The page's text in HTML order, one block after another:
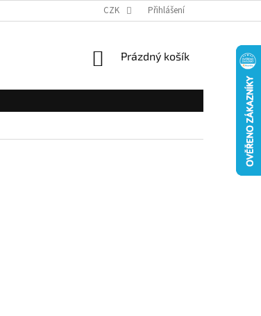
CZK Přihlášení
NÁKUPNÍ
Prázdný košík